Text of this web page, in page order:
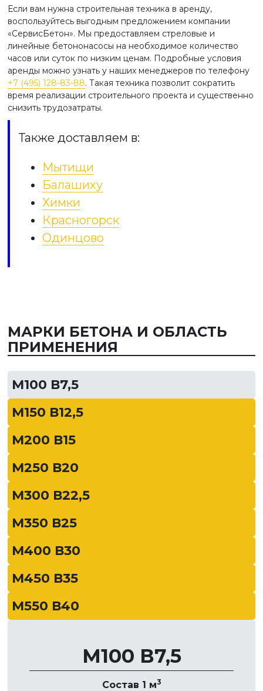
Если вам нужна строительная техника в аренду,
воспользуйтесь выгодным предложением компании
«СервисБетон». Мы предоставляем стреловые и
линейные бетононасосы на необходимое количество
часов или суток по низким ценам. Подробные условия
аренды можно узнать у наших менеджеров по телефону
+7 (495) 128-83-88. Такая техника позволит сократить
время реализации строительного проекта и существенно
снизить трудозатраты.
Также доставляем в:
Мытищи
Балашиху
Химки
Красногорск
Одинцово
МАРКИ БЕТОНА И ОБЛАСТЬ
ПРИМЕНЕНИЯ
М100 В7,5
М150 В12,5
М200 В15
М250 В20
М300 В22,5
М350 В25
М400 В30
М450 В35
М550 В40
М100 В7,5
Состав 1 м3